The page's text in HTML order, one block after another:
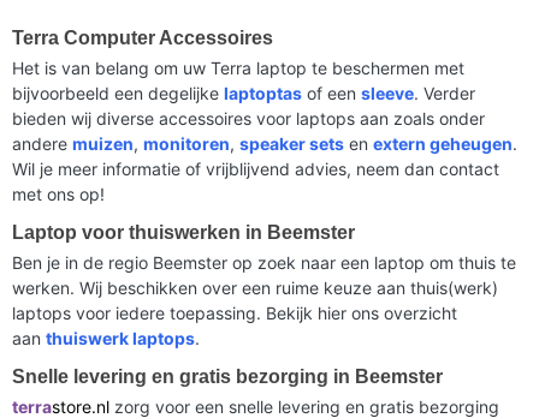
Terra Computer Accessoires
Het is van belang om uw Terra laptop te beschermen met
bijvoorbeeld een degelijke laptoptas of een sleeve. Verder
bieden wij diverse accessoires voor laptops aan zoals onder
andere muizen, monitoren, speaker sets en extern geheugen.
Wil je meer informatie of vrijblijvend advies, neem dan contact
met ons op!
Laptop voor thuiswerken in Beemster
Ben je in de regio Beemster op zoek naar een laptop om thuis te
werken. Wij beschikken over een ruime keuze aan thuis(werk)
laptops voor iedere toepassing. Bekijk hier ons overzicht
aan thuiswerk laptops.
Snelle levering en gratis bezorging in Beemster
terrastore.nl zorg voor een snelle levering en gratis bezorging